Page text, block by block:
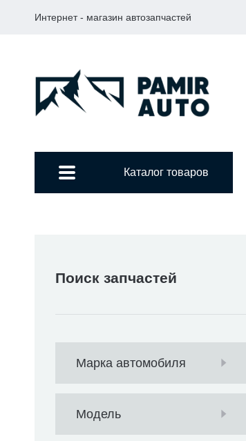
Интернет - магазин автозапчастей
Каталог товаров
Поиск запчастей
Марка автомобиля
Модель